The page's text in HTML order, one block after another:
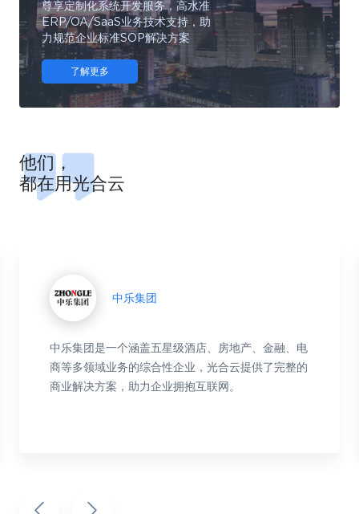
尊享定制化系统开发服务，高水准
ERP/OA/SaaS业务技术支持，助
力规范企业标准SOP解决方案
了解更多
他们，
都在用光合云
中乐集团
中乐集团是一个涵盖五星级酒店、房地产、金融、电
商等多领域业务的综合性企业，光合云提供了完整的
商业解决方案，助力企业拥抱互联网。